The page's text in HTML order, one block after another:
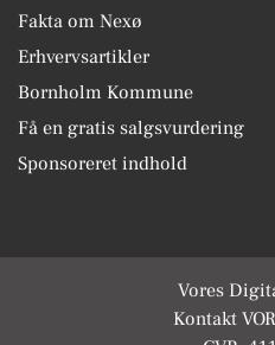
Fakta om Nexø
Erhvervsartikler
Bornholm Kommune
Få en gratis salgsvurdering
Sponsoreret indhold
Vores
Kontakt